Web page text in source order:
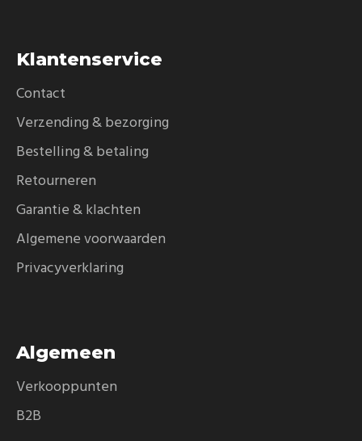
Klantenservice
Contact
Verzending & bezorging
Bestelling & betaling
Retourneren
Garantie & klachten
Algemene voorwaarden
Privacyverklaring
Algemeen
Verkooppunten
B2B